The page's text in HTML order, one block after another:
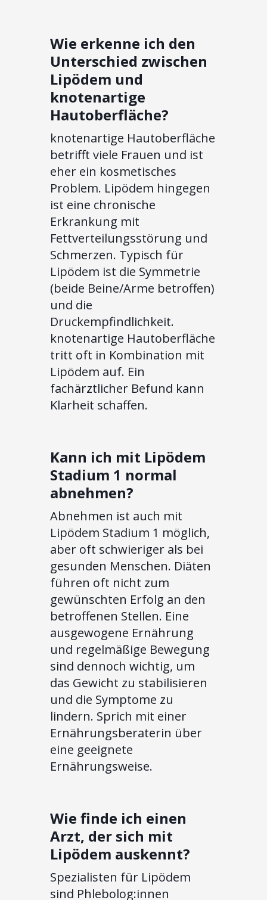
Wie erkenne ich den
Unterschied zwischen
Lipödem und
knotenartige
Hautoberfläche?
knotenartige Hautoberfläche
betrifft viele Frauen und ist
eher ein kosmetisches
Problem. Lipödem hingegen
ist eine chronische
Erkrankung mit
Fettverteilungsstörung und
Schmerzen. Typisch für
Lipödem ist die Symmetrie
(beide Beine/Arme betroffen)
und die
Druckempfindlichkeit.
knotenartige Hautoberfläche
tritt oft in Kombination mit
Lipödem auf. Ein
fachärztlicher Befund kann
Klarheit schaffen.
Kann ich mit Lipödem
Stadium 1 normal
abnehmen?
Abnehmen ist auch mit
Lipödem Stadium 1 möglich,
aber oft schwieriger als bei
gesunden Menschen. Diäten
führen oft nicht zum
gewünschten Erfolg an den
betroffenen Stellen. Eine
ausgewogene Ernährung
und regelmäßige Bewegung
sind dennoch wichtig, um
das Gewicht zu stabilisieren
und die Symptome zu
lindern. Sprich mit einer
Ernährungsberaterin über
eine geeignete
Ernährungsweise.
Wie finde ich einen
Arzt, der sich mit
Lipödem auskennt?
Spezialisten für Lipödem
sind Phlebolog:innen